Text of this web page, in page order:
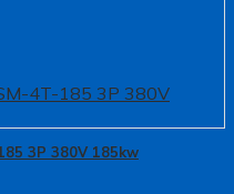
3P 380V 185kw